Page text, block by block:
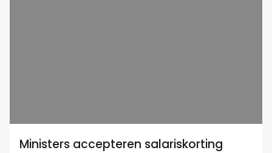
Ministers accepteren salariskorting